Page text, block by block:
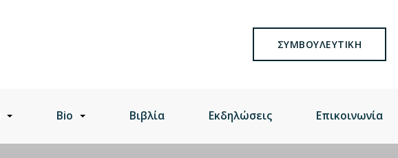
ΣΥΜΒΟΥΛΕΥΤΙΚΗ
Bio Βιβλία Εκδηλώσεις Επικοινωνία